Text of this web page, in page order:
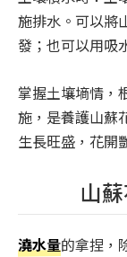
施排水。可以將
發；也可以用吸
掌握土壤墒情，
施，是養護山蘇
生長旺盛，花開
山
澆水量的拿捏，